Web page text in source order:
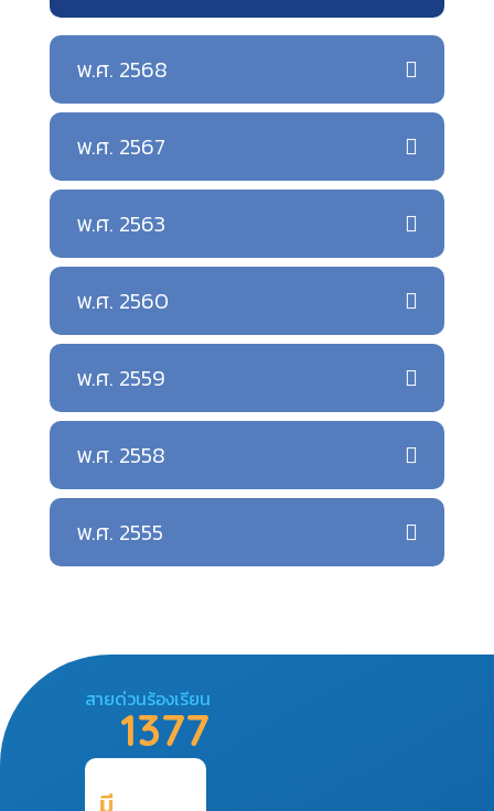
พ.ศ. 2568
พ.ศ. 2567
พ.ศ. 2563
พ.ศ. 2560
พ.ศ. 2559
พ.ศ. 2558
พ.ศ. 2555
สายด่วนร้องเรียน
1377